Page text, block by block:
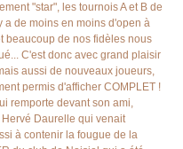
"star", les tournois A et B de
a de moins en moins d'open à
beaucoup de nos fidèles nous
C'est donc avec grand plaisir
aussi de nouveaux joueurs,
permis d'afficher COMPLET !
remporte devant son ami,
Daurelle qui venait
à contenir la fougue de la